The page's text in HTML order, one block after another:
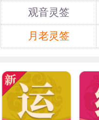
以小编建议送礼
观音灵签
月老灵签